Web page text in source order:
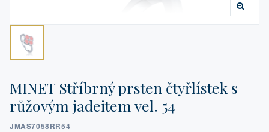
MINET Stříbrný prsten čtyřlístek s
růžovým jadeitem vel. 54
JMAS7058RR54